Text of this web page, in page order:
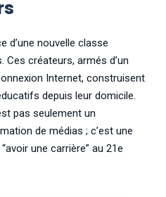
d’une nouvelle classe
Ces créateurs, armés d’un
Internet, construisent
depuis leur domicile.
pas seulement un
de médias ; c’est une
une carrière” au 21e